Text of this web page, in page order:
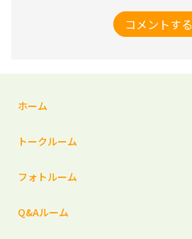
コメントする
ホーム
トークルーム
フォトルーム
Q&Aルーム